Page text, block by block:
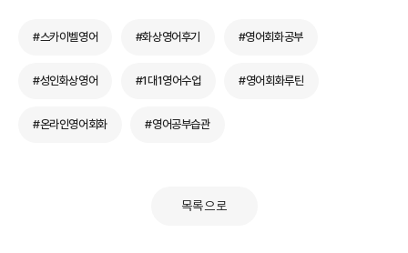
#스카이벨영어 #화상영어후기 #영어회화공부
#성인화상영어 #1대1영어수업 #영어회화루틴
#온라인영어회화 #영어공부습관
목록으로